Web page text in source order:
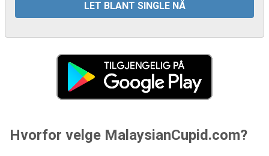
Hvorfor velge MalaysianCupid.com?